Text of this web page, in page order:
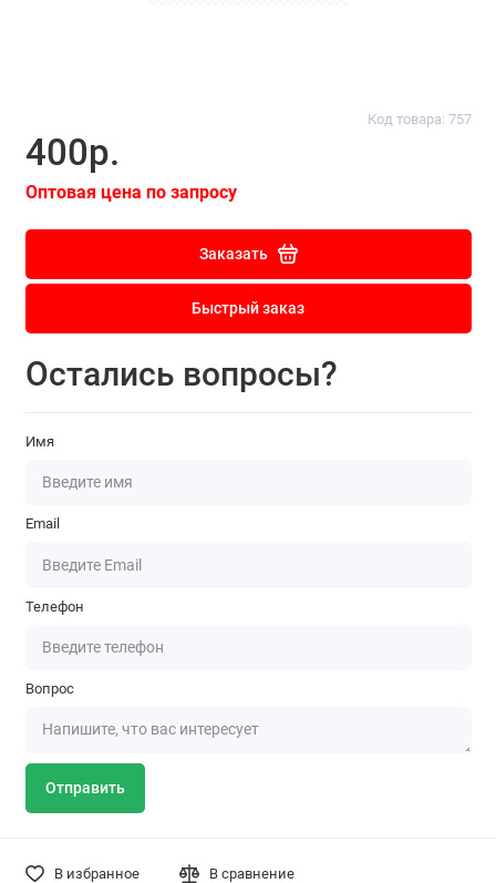
Код товара: 757
400р.
Оптовая цена по запросу
Заказать
Быстрый заказ
Остались вопросы?
Имя
Email
Телефон
Вопрос
Отправить
В избранное В сравнение